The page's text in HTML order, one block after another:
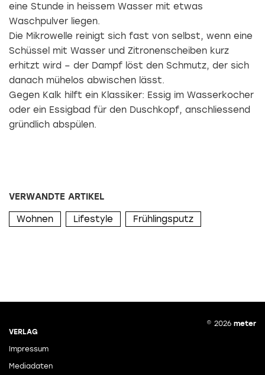
eine Stunde in heissem Wasser mit etwas
Waschpulver liegen.
Die Mikrowelle reinigt sich fast von selbst, wenn eine
Schüssel mit Wasser und Zitronenscheiben kurz
erhitzt wird – der Dampf löst den Schmutz, der sich
danach mühelos abwischen lässt.
Gegen Kalk hilft ein Klassiker: Essig im Wasserkocher
oder ein Essigbad für den Duschkopf, anschliessend
gründlich abspülen.
VERWANDTE ARTIKEL
Wohnen Lifestyle Frühlingsputz
VERLAG
Impressum
Mediadaten
© 2026 meter